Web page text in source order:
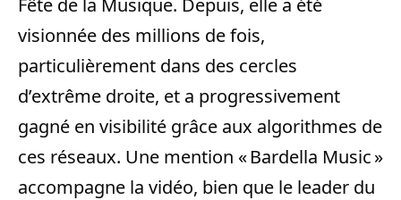
Fête de la Musique. Depuis, elle a été
visionnée des millions de fois,
particulièrement dans des cercles
d’extrême droite, et a progressivement
gagné en visibilité grâce aux algorithmes de
ces réseaux. Une mention « Bardella Music »
accompagne la vidéo, bien que le leader du